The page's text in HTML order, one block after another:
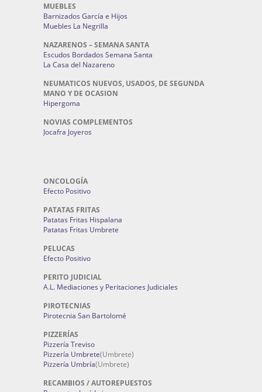
MUEBLES
Barnizados García e Hijos
Muebles La Negrilla
NAZARENOS – SEMANA SANTA
Escudos Bordados Semana Santa
La Casa del Nazareno
NEUMATICOS NUEVOS, USADOS, DE SEGUNDA
MANO Y DE OCASION
Hipergoma
NOVIAS COMPLEMENTOS
Jocafra Joyeros
ONCOLOGÍA
Efecto Positivo
PATATAS FRITAS
Patatas Fritas Hispalana
Patatas Fritas Umbrete
PELUCAS
Efecto Positivo
PERITO JUDICIAL
A.L. Mediaciones y Peritaciones Judiciales
PIROTECNIAS
Pirotecnia San Bartolomé
PIZZERÍAS
Pizzería Treviso
Pizzería Umbrete(Umbrete)
Pizzería Umbría(Umbrete)
RECAMBIOS / AUTOREPUESTOS